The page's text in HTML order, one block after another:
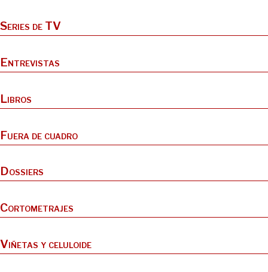
Series de TV
Entrevistas
Libros
Fuera de cuadro
Dossiers
Cortometrajes
Viñetas y celuloide